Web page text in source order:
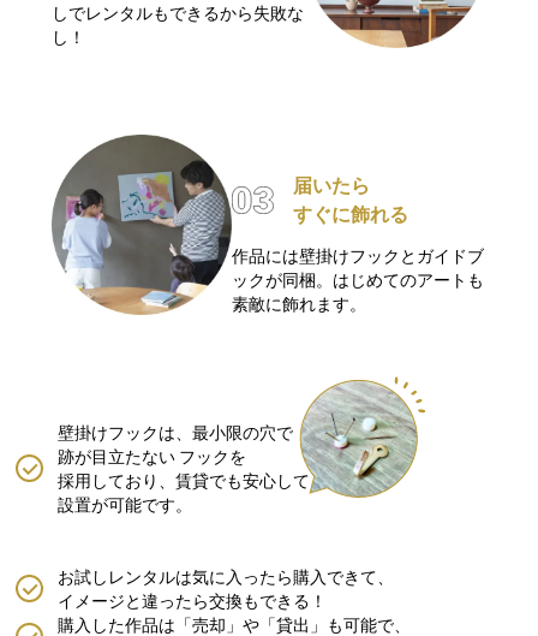
しでレンタルもできるから失敗な
し！
届いたら
すぐに飾れる
作品には壁掛けフックとガイドブ
ックが同梱。はじめてのアートも
素敵に飾れます。
壁掛けフックは、最小限の穴で
跡が目立たない フックを
採用しており、賃貸でも安心して
設置が可能です。
購入した作品は「売却」や「貸出」も可能で、
お試しレンタルは気に入ったら購入できて、
イメージと違ったら交換もできる！